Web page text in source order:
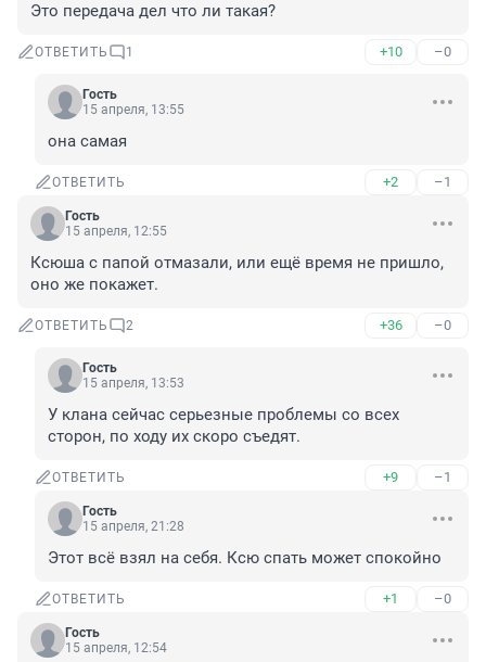
Это передача дел что ли такая?
ОТВЕТИТЬ 1 +10 –0
Гость
15 апреля, 13:55
она самая
ОТВЕТИТЬ +2 –1
Гость
15 апреля, 12:55
Ксюша с папой отмазали, или ещё время не пришло,
оно же покажет.
ОТВЕТИТЬ 2 +36 –0
Гость
15 апреля, 13:53
У клана сейчас серьезные проблемы со всех
сторон, по ходу их скоро съедят.
ОТВЕТИТЬ +9 –1
Гость
15 апреля, 21:28
Этот всё взял на себя. Ксю спать может спокойно
ОТВЕТИТЬ +1 –0
Гость
15 апреля, 12:54